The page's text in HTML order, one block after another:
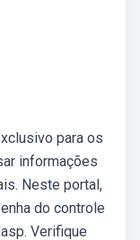
para os
informações
Neste portal,
do controle
Verifique